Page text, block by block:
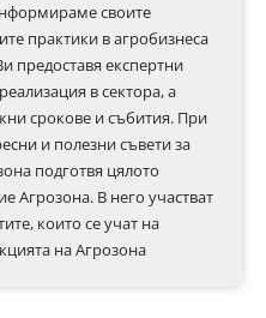
своите
практики в агробизнеса
предоставя експертни
в сектора, а
срокове и събития. При
и полезни съвети за
подготвя цялото
Агрозона. В него участват
които се учат на
на Агрозона